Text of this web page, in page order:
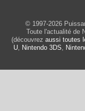
© 1997-2026
Toute l'actualité de
(découvrez aussi toutes
U, Nintendo 3DS,